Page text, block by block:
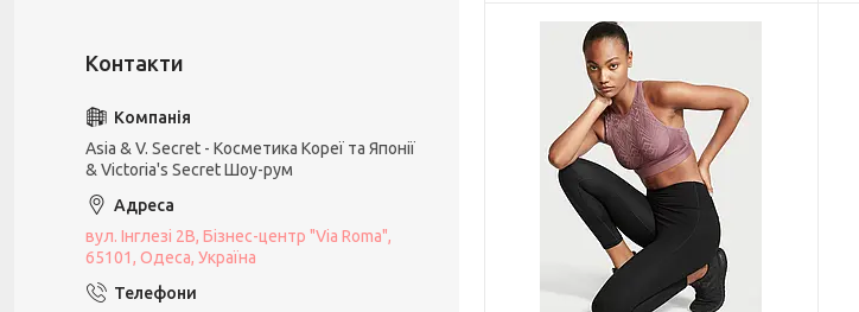
Asia & V. Secret - Косметика Кореї та Японії
& Victoria's Secret Шоу-рум
вул. Інглезі 2В, Бізнес-центр "Via Roma",
65101, Одеса, Україна